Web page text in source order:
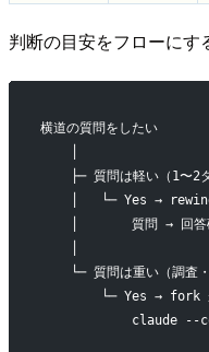
判断の目安をフローにす
横道の質問をしたい
├─ 質問は軽い（1〜2
│   └─ Yes →
│       質問 → 回
└─ 質問は重い（調査
└─ Yes → fork
claude --